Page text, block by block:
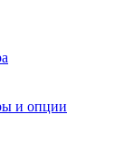
и опции